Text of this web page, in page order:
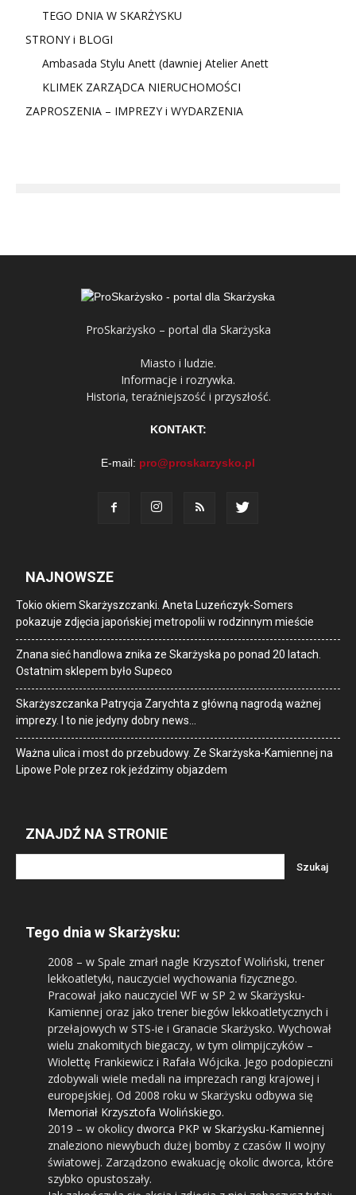
TEGO DNIA W SKARŻYSKU
STRONY i BLOGI
Ambasada Stylu Anett (dawniej Atelier Anett
KLIMEK ZARZĄDCA NIERUCHOMOŚCI
ZAPROSZENIA – IMPREZY i WYDARZENIA
ProSkarżysko – portal dla Skarżyska
Miasto i ludzie.
Informacje i rozrywka.
Historia, teraźniejszość i przyszłość.
KONTAKT:
E-mail: pro@proskarzysko.pl
NAJNOWSZE
Tokio okiem Skarżyszczanki. Aneta Luzeńczyk-Somers
pokazuje zdjęcia japońskiej metropolii w rodzinnym mieście
Znana sieć handlowa znika ze Skarżyska po ponad 20 latach.
Ostatnim sklepem było Supeco
Skarżyszczanka Patrycja Zarychta z główną nagrodą ważnej
imprezy. I to nie jedyny dobry news…
Ważna ulica i most do przebudowy. Ze Skarżyska-Kamiennej na
Lipowe Pole przez rok jeździmy objazdem
ZNAJDŹ NA STRONIE
Tego dnia w Skarżysku:
2008 – w Spale zmarł nagle Krzysztof Woliński, trener
lekkoatletyki, nauczyciel wychowania fizycznego.
Pracował jako nauczyciel WF w SP 2 w Skarżysku-
Kamiennej oraz jako trener biegów lekkoatletycznych i
przełajowych w STS-ie i Granacie Skarżysko. Wychował
wielu znakomitych biegaczy, w tym olimpijczyków –
Wiolettę Frankiewicz i Rafała Wójcika. Jego podopieczni
zdobywali wiele medali na imprezach rangi krajowej i
europejskiej. Od 2008 roku w Skarżysku odbywa się
Memoriał Krzysztofa Wolińskiego.
2019 – w okolicy dworca PKP w Skarżysku-Kamiennej
znaleziono niewybuch dużej bomby z czasów II wojny
światowej. Zarządzono ewakuację okolic dworca, które
szybko opustoszały.